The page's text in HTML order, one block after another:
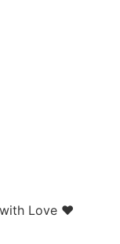
with Love ❤️